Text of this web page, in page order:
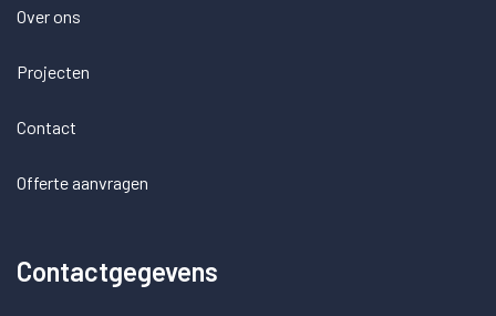
Over ons
Projecten
Contact
Offerte aanvragen
Contactgegevens